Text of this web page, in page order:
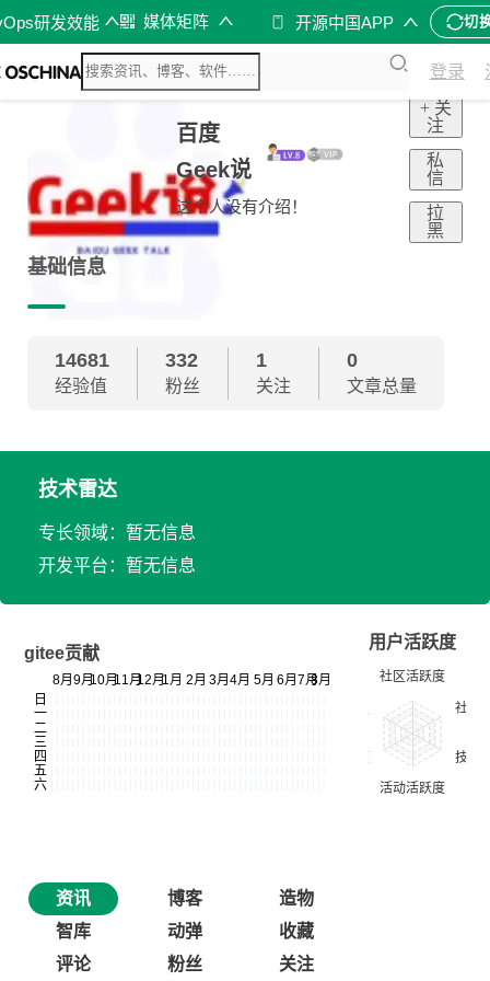
研发效能 媒体矩阵 开源中国APP 切
登录
百度
Geek说
这个人没有介绍！
+ 关
注
私
信
拉
黑
基础信息
14681
经验值
332
粉丝
1
关注
0
文章总量
技术雷达
专长领域：暂无信息
开发平台：暂无信息
gitee贡献
用户活跃度
资讯 博客
造物
智库
动弹
收藏
评论
粉丝 关注